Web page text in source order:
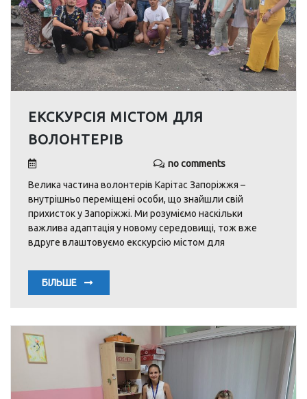
ЕКСКУРСІЯ МІСТОМ ДЛЯ
ВОЛОНТЕРІВ
no comments
Велика частина волонтерів Карітас Запoріжжя –
внутрішньо переміщені особи, що знайшли свій
прихисток у Запоріжжі. Ми розуміємо наскільки
важлива адаптація у новому середовищі, тож вже
вдруге влаштовуємо екскурсію містом для
БІЛЬШЕ